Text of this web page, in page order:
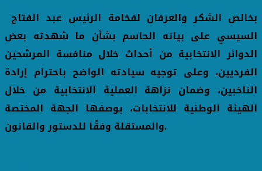
السيسي على بيانه الحاسم بشأن ما شهدته بعض
الدوائر الانتخابية من أحداث خلال منافسة المرشحين
الفرديين، وعلى توجيه سيادته الواضح باحترام إرادة
الناخبين، وضمان نزاهة العملية الانتخابية من خلال
الهيئة الوطنية للانتخابات، بوصفها الجهة المختصة
والمستقلة وفقًا للدستور والقانون.